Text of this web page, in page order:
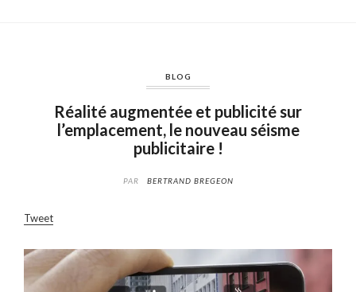
BLOG
Réalité augmentée et publicité sur
l’emplacement, le nouveau séisme
publicitaire !
PAR BERTRAND BREGEON
Tweet